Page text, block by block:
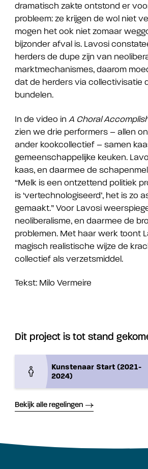
dramatisch zakte ontstond er
probleem: ze krijgen de wol niet
mogen het ook niet zomaar
bijzonder afval is. Lavosi
herders de dupe zijn van
marktmechanismes, daarom
dat de herders via collectivisatie
bundelen.
In de video in A Choral
zien we drie performers – allen
ander kookcollectief – samen
gemeenschappelijke keuken.
kaas, en daarmee de
“Melk is een ontzettend politiek
is ‘vertechnologiseerd’, het is zo
gemaakt.” Voor Lavosi
neoliberalisme, en daarmee de
problemen. Met haar werk toont
magisch realistische wijze de
collectief als verzetsmiddel.
Tekst: Milo Vermeire
Dit project is tot stand
Kunstenaar Start (2021-
2024)
Bekijk alle regelingen